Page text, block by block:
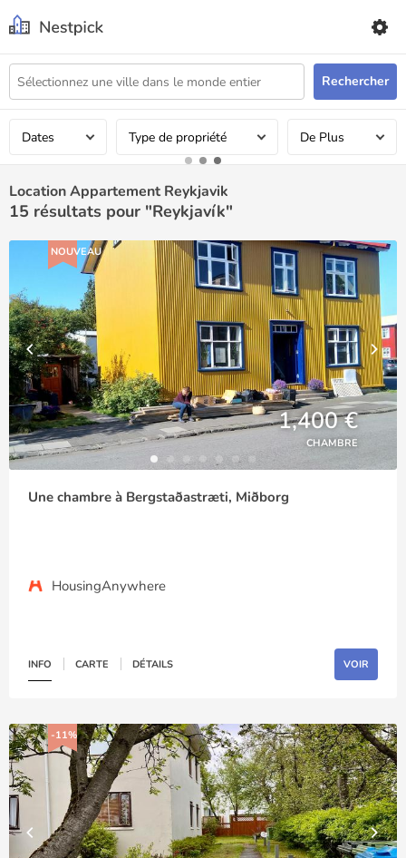
Rechercher
Dates Type de propriété De Plus
Location Appartement Reykjavik
15 résultats pour "Reykjavík"
NOUVEAU
1,400 €
CHAMBRE
Une chambre à Bergstaðastræti, Miðborg
HousingAnywhere
INFO CARTE DÉTAILS VOIR
-11%